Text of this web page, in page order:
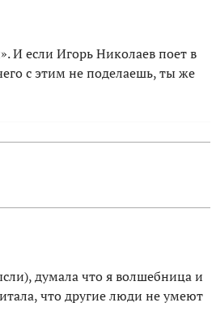
И если Игорь Николаев поет в
с этим не поделаешь, ты же
думала что я волшебница и
что другие люди не умеют